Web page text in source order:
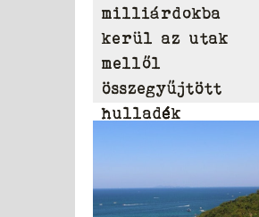
milliárdokba
kerül az utak
mellől
összegyűjtött
hulladék